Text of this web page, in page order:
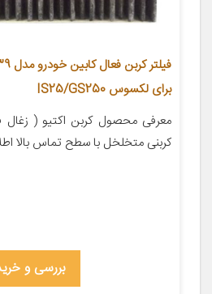
برای لکسوس IS25/GS250
معرفی محصول کربن اکتیو ( زغال
کربنی متخلخل با سطح تماس بالا
بررسی و